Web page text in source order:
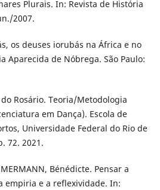
Plurais. In: Revista de História
2007.
os deuses iorubás na África e no
Aparecida de Nóbrega. São Paulo:
Rosário. Teoria/Metodologia
em Dança). Escola de
Universidade Federal do Rio de
72. 2021.
Bénédicte. Pensar a
empiria e a reflexividade. In: